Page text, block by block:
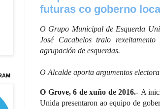
futuras co goberno
O Grupo Municipal de Esquerda
José Cacabelos tralo
agrupación de esquerdas.
O Alcalde aporta argumentos
O Grove, 6 de xuño de 2016.- A
Unida presentaron ao equipo de